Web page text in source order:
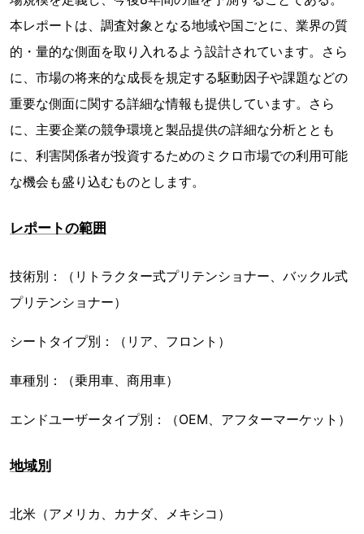
本レポートは、調査対象となる地域や国ごとに、業界の質
的・量的な側面を取り入れるよう設計されています。さら
に、市場の将来的な成長を規定する駆動因子や課題などの
重要な側面に関する詳細な情報も提供しています。さら
に、主要企業の競争環境と製品提供の詳細な分析ととも
に、利害関係者が投資するためのミクロ市場での利用可能
な機会も盛り込むものとします。
レポートの範囲
技術別：（リトラクター式プリテンショナー、バックル式
プリテンショナー）
シートタイプ別：（リア、フロント）
車種別：（乗用車、商用車）
エンドユーザータイプ別：（OEM、アフターマーケット）
地域別
北米（アメリカ、カナダ、メキシコ）